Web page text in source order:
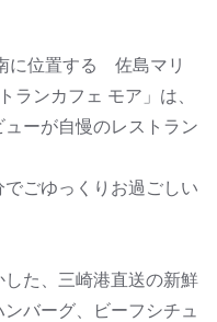
に位置する 佐島マリ
ランカフェ モア」は、
ーが自慢のレストラン
ごゆっくりお過ごしい
た、三崎港直送の新鮮
バーグ、ビーフシチュ